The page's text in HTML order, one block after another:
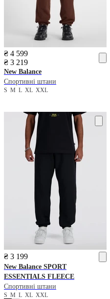
₴ 4 599
₴ 3 219
New Balance
Спортивні штани
S M L XL XXL
₴ 3 199
New Balance SPORT
ESSENTIALS FLEECE
Спортивні штани
S M L XL XXL